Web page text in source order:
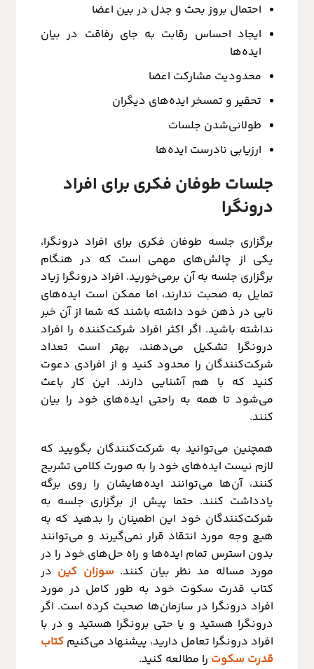
احتمال بروز بحث و جدل در بین اعضا
ایجاد احساس رقابت به جای رفاقت در بیان
ایده‌ها
محدودیت مشارکت اعضا
تحقیر و تمسخر ایده‌های دیگران
طولانی‌شدن جلسات
ارزیابی نادرست ایده‌ها
جلسات طوفان فکری برای افراد
درونگرا
برگزاری جلسه طوفان فکری برای افراد درونگرا،
یکی از چالش‌های مهمی است که در هنگام
برگزاری جلسه به آن برمی‌خورید. افراد درونگرا زیاد
تمایل به صحبت ندارند، اما ممکن است ایده‌های
نابی در ذهن خود داشته باشند که شما از آن خبر
نداشته باشید. اگر اکثر افراد شرکت‌کننده را افراد
درونگرا تشکیل می‌دهند، بهتر است تعداد
شرکت‌کنندگان را محدود کنید و از افرادی دعوت
کنید که با هم آشنایی دارند. این کار باعث
می‌شود تا همه به راحتی ایده‌های خود را بیان
کنند.
همچنین می‌توانید به شرکت‌کنندگان بگویید که
لازم نیست ایده‌های خود را به صورت کلامی تشریح
کنند، آن‌ها می‌توانند ایده‌هایشان را روی برگه
یادداشت کنند. حتما پیش از برگزاری جلسه به
شرکت‌کنندگان خود این اطمینان را بدهید که به
هیچ وجه مورد انتقاد قرار نمی‌گیرند و می‌توانند
بدون استرس تمام ایده‌ها و راه حل‌های خود را در
مورد مساله مد نظر بیان کنند. سوزان کین در
کتاب قدرت سکوت خود به طور کامل در مورد
افراد درونگرا در سازمان‌ها صحبت کرده است. اگر
درونگرا هستید و یا حتی برونگرا هستید و در با
افراد درونگرا تعامل دارید، پیشنهاد می‌کنیم کتاب
قدرت سکوت را مطالعه کنید.